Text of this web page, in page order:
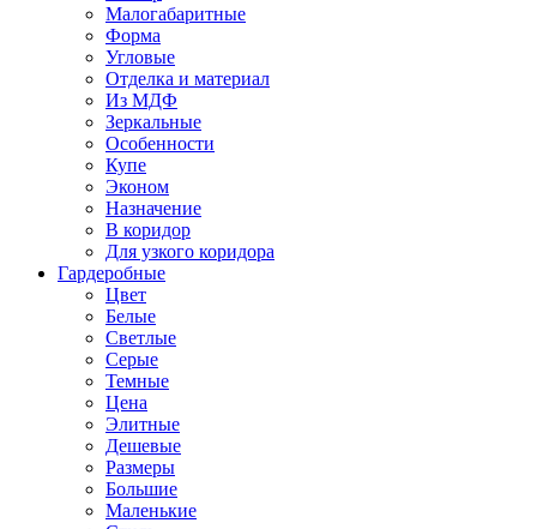
Малогабаритные
Форма
Угловые
Отделка и материал
Из МДФ
Зеркальные
Особенности
Купе
Эконом
Назначение
В коридор
Для узкого коридора
Гардеробные
Цвет
Белые
Светлые
Серые
Темные
Цена
Элитные
Дешевые
Размеры
Большие
Маленькие